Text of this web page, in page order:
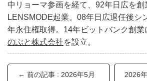
中リョーマ参画を経て、92年日広を創
LENSMODE起業。08年日広退任後
年永住権取得。14年ビットバンク創業
のぶと株式会社を設立。
← 前の記事 : 2026年5月
2026